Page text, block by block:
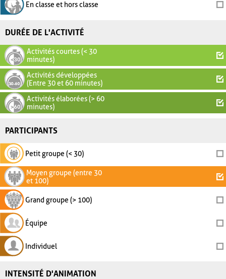
En classe et hors classe
DURÉE DE L'ACTIVITÉ
Activités courtes (< 30
minutes)
Activités développées
(Entre 30 et 60 minutes)
Activités élaborées (> 60
minutes)
PARTICIPANTS
Petit groupe (< 30)
Moyen groupe (entre 30
et 100)
Grand groupe (> 100)
Équipe
Individuel
INTENSITÉ D'ANIMATION